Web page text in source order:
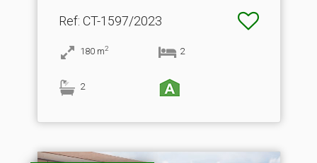
Ref: CT-1597/2023
180 m2 2
2